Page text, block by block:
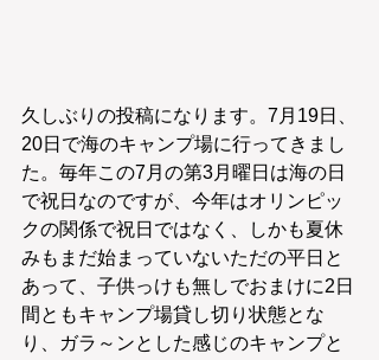
久しぶりの投稿になります。7月19日、
20日で海のキャンプ場に行ってきまし
た。毎年この7月の第3月曜日は海の日
で祝日なのですが、今年はオリンピッ
クの関係で祝日ではなく、しかも夏休
みもまだ始まっていないただの平日と
あって、子供っけも無しでおまけに2日
間ともキャンプ場貸し切り状態とな
り、ガラ～ンとした感じのキャンプと